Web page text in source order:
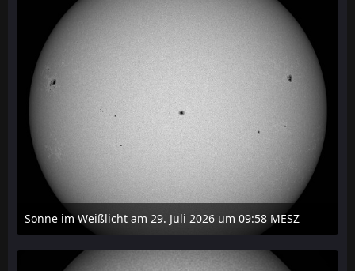
Sonne im Weißlicht am 29. Juli 2026 um 09:58 MESZ
31. Juli 2026 um 20:03